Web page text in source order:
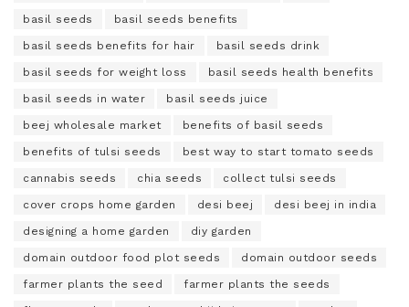
basil seeds basil seeds benefits
basil seeds benefits for hair basil seeds drink
basil seeds for weight loss basil seeds health benefits
basil seeds in water basil seeds juice
beej wholesale market benefits of basil seeds
benefits of tulsi seeds best way to start tomato seeds
cannabis seeds chia seeds collect tulsi seeds
cover crops home garden desi beej desi beej in india
designing a home garden diy garden
domain outdoor food plot seeds domain outdoor seeds
farmer plants the seed farmer plants the seeds